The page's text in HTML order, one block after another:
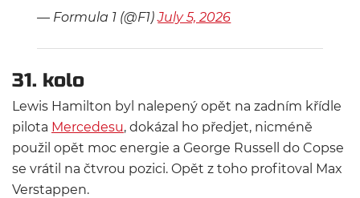
— Formula 1 (@F1)July 5, 2026
31. kolo
Lewis Hamilton byl nalepený opět na zadním křídle
pilota Mercedesu, dokázal ho předjet, nicméně
použil opět moc energie a George Russell do Copse
se vrátil na čtvrou pozici. Opět z toho profitoval Max
Verstappen.